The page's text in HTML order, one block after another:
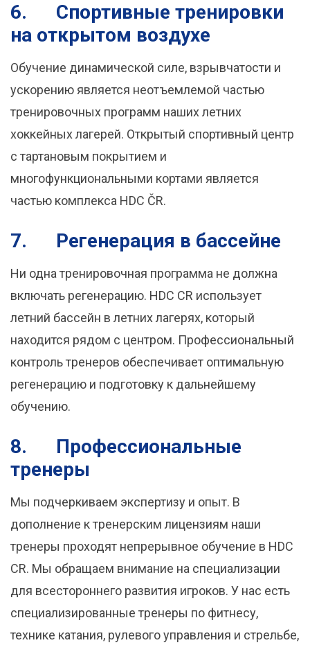
6. Спортивные тренировки
на открытом воздухе
Обучение динамической силе, взрывчатости и
ускорению является неотъемлемой частью
тренировочных программ наших летних
хоккейных лагерей. Открытый спортивный центр
с тартановым покрытием и
многофункциональными кортами является
частью комплекса HDC ČR.
7. Регенерация в бассейне
Ни одна тренировочная программа не должна
включать регенерацию. HDC CR использует
летний бассейн в летних лагерях, который
находится рядом с центром. Профессиональный
контроль тренеров обеспечивает оптимальную
регенерацию и подготовку к дальнейшему
обучению.
8. Профессиональные
тренеры
Мы подчеркиваем экспертизу и опыт. В
дополнение к тренерским лицензиям наши
тренеры проходят непрерывное обучение в HDC
CR. Мы обращаем внимание на специализации
для всестороннего развития игроков. У нас есть
специализированные тренеры по фитнесу,
технике катания, рулевого управления и стрельбе,